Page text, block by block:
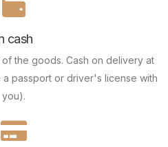
cash
the goods. Cash on delivery at
a passport or driver's license with
you).